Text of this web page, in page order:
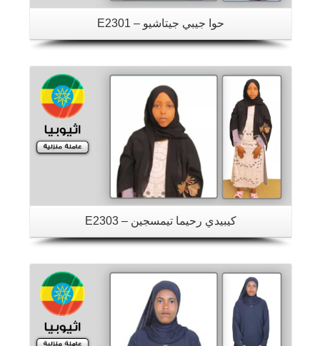
حوا جيبي جيتاشيو – E2301
كيبيدي رحيما تيمسجين – E2303